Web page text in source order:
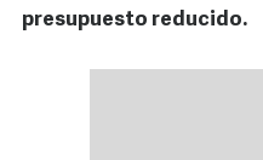
presupuesto reducido.